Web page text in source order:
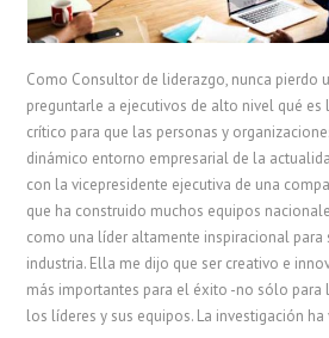
Como Consultor de liderazgo, nunca pierdo
preguntarle a ejecutivos de alto nivel qué
crítico para que las personas y
dinámico entorno empresarial de la
con la vicepresidente ejecutiva de una
que ha construido muchos equipos
como una líder altamente inspiracional para
industria. Ella me dijo que ser creativo e
más importantes para el éxito -no sólo para
los líderes y sus equipos. La investigación